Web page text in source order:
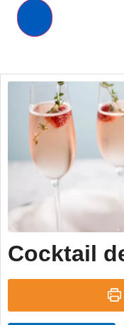
Cocktail